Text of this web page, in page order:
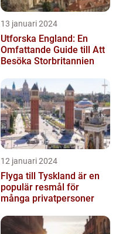
13 januari 2024
Utforska England: En
Omfattande Guide till Att
Besöka Storbritannien
12 januari 2024
Flyga till Tyskland är en
populär resmål för
många privatpersoner